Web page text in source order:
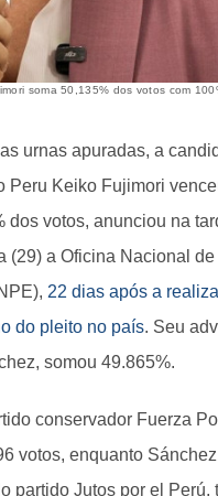
soma 50,135% dos votos com
urnas apuradas, a
Peru Keiko Fujimori
dos votos, anunciou na
(29) a Oficina Nacional
22 dias após a
do pleito no país. Seu
somou 49.865%.
conservador Fuerza
votos, enquanto
partido Jutos por el Perú,